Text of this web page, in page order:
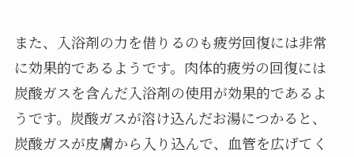
また、入浴剤の力を借りるのも疲労回復には非常
に効果的であるようです。肉体的疲労の回復には
炭酸ガスを含んだ入浴剤の使用が効果的であるよ
うです。炭酸ガスが溶け込んだお湯につかると、
炭酸ガスが皮膚から入り込んで、血管を広げてく